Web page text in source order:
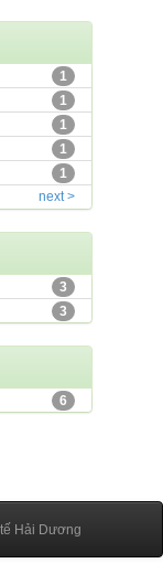
1
1
1
1
1
next >
3
3
6
Hải Dương